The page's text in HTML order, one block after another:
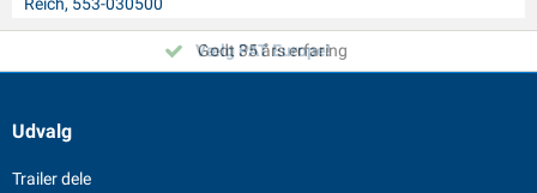
Vælg PAT Europe!
Godt 35 års erfaring
Udvalg
Trailer dele